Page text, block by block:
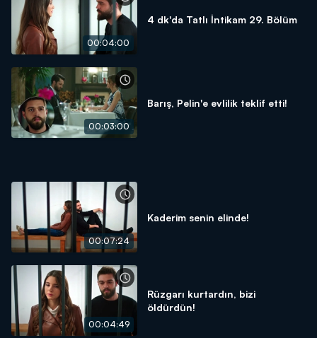
00:04:00
4 dk'da Tatlı İntikam 29. Bölüm
00:03:00
Barış, Pelin'e evlilik teklif etti!
00:07:24
Kaderim senin elinde!
00:04:49
Rüzgarı kurtardın, bizi
öldürdün!